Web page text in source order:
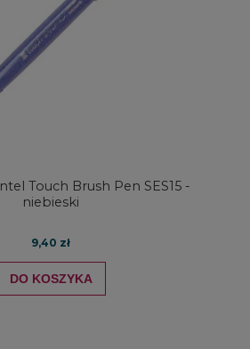
Touch Brush Pen SES15 -
niebieski
9,40 zł
DO KOSZYKA